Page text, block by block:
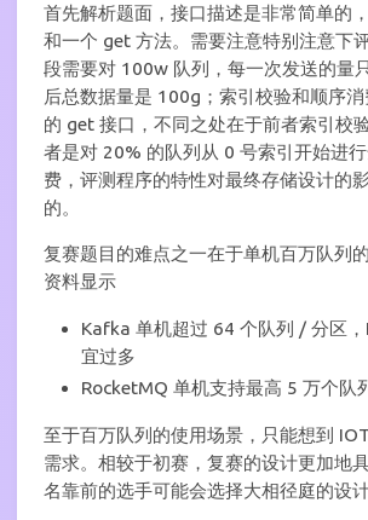
首先解析题面，接口描述是非常简单的
和一个 get 方法。需要注意特别注意下
段需要对 100w 队列，每一次发送的量
后总数据量是 100g；索引校验和顺序
的 get 接口，不同之处在于前者索引校
者是对 20% 的队列从 0 号索引开始进
费，评测程序的特性对最终存储设计的
的。
复赛题目的难点之一在于单机百万队列
资料显示
Kafka 单机超过 64 个队列 / 分区
宜过多
RocketMQ 单机支持最高 5 万个队
至于百万队列的使用场景，只能想到
需求。相较于初赛，复赛的设计更加地
名靠前的选手可能会选择大相径庭的设计